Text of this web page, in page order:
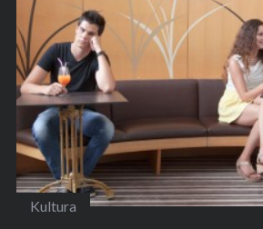
Kultura